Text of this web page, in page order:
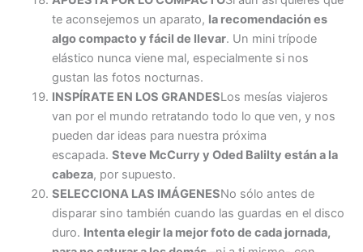
te aconsejemos un aparato, la recomendación es
algo compacto y fácil de llevar. Un mini trípode
elástico nunca viene mal, especialmente si nos
gustan las fotos nocturnas.
INSPÍRATE EN LOS GRANDESLos mesías viajeros
van por el mundo retratando todo lo que ven, y nos
pueden dar ideas para nuestra próxima
escapada. Steve McCurry y Oded Balilty están a la
cabeza, por supuesto.
SELECCIONA LAS IMÁGENESNo sólo antes de
disparar sino también cuando las guardas en el disco
duro. Intenta elegir la mejor foto de cada jornada,